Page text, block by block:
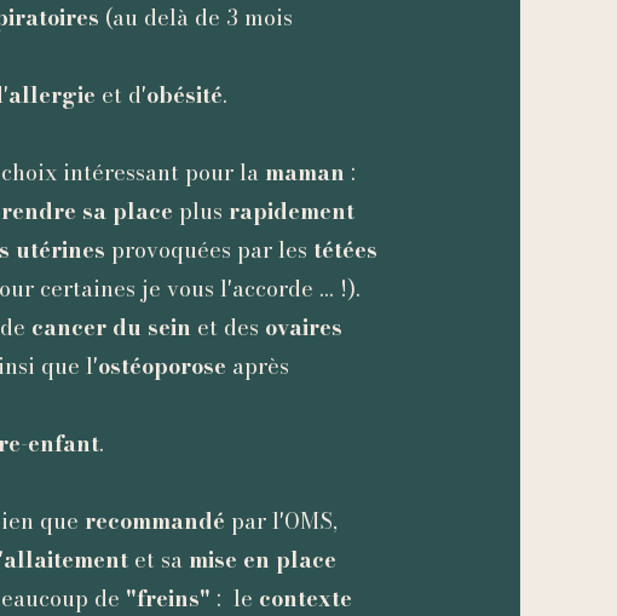
(au delà de 3 mois
allergie et d'obésité.
intéressant pour la maman :
sa place plus rapidement
utérines provoquées par les tétées
certaines je vous l'accorde ... !).
de cancer du sein et des ovaires
que l'ostéoporose après
enfant.
que recommandé par l'OMS,
allaitementet sa mise en place
de "freins" : le contexte